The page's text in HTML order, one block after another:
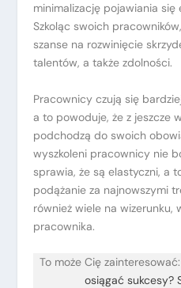
minimalizację pojawiania się
Szkoląc swoich
szanse na rozwinięcie
talentów, a także zdolności.
Pracownicy czują się
a to powoduje, że z jeszcze
podchodzą do swoich
wyszkoleni pracownicy nie
sprawia, że są elastyczni, a
podążanie za najnowszymi
również wiele na wizerunku,
pracownika.
To może Cię zainteresować:
osiągać sukcesy?